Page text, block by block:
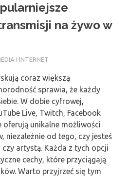
na żywo w
I INTERNET
coraz większą
sprawia, że każdy
W dobie cyfrowej,
Live, Twitch, Facebook
oferują unikalne możliwości
niezależnie od tego, czy jesteś
artystą. Każda z tych opcji
cechy, które przyciągają
Warto przyjrzeć się tym